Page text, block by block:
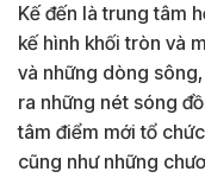
Kế đến là trung tâm
kế hình khối tròn và
và những dòng
ra những nét sóng
tâm điểm mới tổ
cũng như những